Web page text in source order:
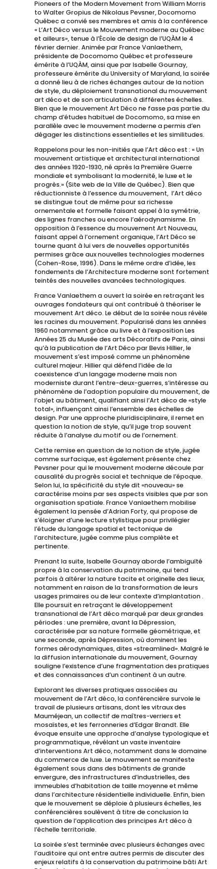
Pioneers of the Modern Movement from William Morris
to Walter Gropius de Nikolaus Pevsner, Docomomo
Québec a convié ses membres et amis à la conférence
« L’Art Déco versus le Mouvement moderne au Québec
et ailleurs», tenue à l’École de design de l’UQÀM le 4
février dernier. Animée par France Vanlaethem,
présidente de Docomomo Québec et professeure
émérite à l’UQÀM, ainsi que par Isabelle Gournay,
professeure émérite du University of Maryland, la soirée
a donné lieu à de riches échanges autour de la notion
de style, du déploiement transnational du mouvement
art déco et de son articulation à différentes échelles.
Bien que le mouvement Art Déco ne fasse pas partie du
champ d’études habituel de Docomomo, sa mise en
parallèle avec le mouvement moderne a permis d’en
dégager les distinctions essentielles et les similitudes.
Rappelons pour les non-initiés que l’Art déco est : « Un
mouvement artistique et architectural international
des années 1920-1930, né après la Première Guerre
mondiale et symbolisant la modernité, le luxe et le
progrès.» (Site web de la Ville de Québec). Bien que
réductionniste à l’essence du mouvement, l’Art déco
se distingue tout de même pour sa richesse
ornementale et formelle faisant appel à la symétrie,
des lignes franches ou encore l’aérodynamisme. En
opposition à l’essence du mouvement Art Nouveau,
faisant appel à l’ornement organique, l’Art Déco se
tourne quant à lui vers de nouvelles opportunités
permises grâce aux nouvelles technologies modernes
(Cohen-Rose, 1996). Dans le même ordre d’idée, les
fondements de l’Architecture moderne sont fortement
teintés des nouvelles avancées technologiques.
France Vanlaethem a ouvert la soirée en retraçant les
ouvrages fondateurs qui ont contribué à théoriser le
mouvement Art déco. Le début de la soirée nous révèle
les racines du mouvement. Popularisé dans les années
1960 notamment grâce au livre et à l’exposition Les
Années 25 du Musée des arts Décoratifs de Paris, ainsi
qu’à la publication de l’Art Déco par Bevis Hillier, le
mouvement s’est imposé comme un phénomène
culturel majeur. Hillier qui défend l’idée de la
coexistence d’un langage moderne mais non
moderniste durant l’entre-deux-guerres, s’intéresse au
phénomène de l’adoption populaire du mouvement, de
l’objet au bâtiment, qualifiant ainsi l’Art déco de «style
total», influençant ainsi l’ensemble des échelles de
design. Par une approche pluridisciplinaire, il remet en
question la notion de style, qu’il juge trop souvent
réduite à l’analyse du motif ou de l’ornement.
Cette remise en question de la notion de style, jugée
comme surfacique, est également présente chez
Pevsner pour qui le mouvement moderne découle par
causalité du progrès social et technique de l’époque.
Selon lui, la spécificité du style dit «nouveau» se
caractérise moins par ses aspects visibles que par son
organisation spatiale. France Vanlaethem mobilise
également la pensée d’Adrian Forty, qui propose de
s’éloigner d’une lecture stylistique pour privilégier
l’étude du langage spatial et tectonique de
l’architecture, jugée comme plus complète et
pertinente.
Prenant la suite, Isabelle Gournay aborde l’ambiguïté
propre à la conservation du patrimoine, qui tend
parfois à altérer la nature tacite et originelle des lieux,
notamment en raison de la transformation de leurs
usages primaires ou de leur contexte d’implantation .
Elle poursuit en retraçant le développement
transnational de l’Art déco marqué par deux grandes
périodes : une première, avant la Dépression,
caractérisée par sa nature formelle géométrique, et
une seconde, après Dépression, où dominent les
formes aérodynamiques, dites «streamlined». Malgré le
la diffusion internationale du mouvement, Gournay
souligne l’existence d’une fragmentation des pratiques
et des connaissances d’un continent à un autre.
Explorant les diverses pratiques associées au
mouvement de l’Art déco, la conférencière survole le
travail de plusieurs artisans, dont les vitraux des
Mauméjean, un collectif de maîtres-verriers et
mosaïstes, et les ferronneries d’Edgar Brandt. Elle
évoque ensuite une approche d’analyse typologique et
programmatique, révélant un vaste inventaire
d’interventions Art déco, notamment dans le domaine
du commerce de luxe. Le mouvement se manifeste
également sous dans des bâtiments de grande
envergure, des infrastructures d’industrielles, des
immeubles d’habitation de taille moyenne et même
dans l’architecture résidentielle individuelle. Enfin, bien
que le mouvement se déploie à plusieurs échelles, les
conférencières soulèvent à titre de conclusion la
question de l’application des principes Art déco à
l’échelle territoriale.
La soirée s’est terminée avec plusieurs échanges avec
l’auditoire qui ont entre autres permis de discuter des
enjeux relatifs à la conservation du patrimoine bâti Art